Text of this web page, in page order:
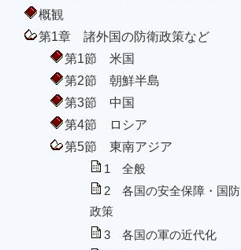
概観
第1章 諸外国の防衛政策など
第1節 米国
第2節 朝鮮半島
第3節 中国
第4節 ロシア
第5節 東南アジア
1 全般
2 各国の安全保障・国防
政策
3 各国の軍の近代化